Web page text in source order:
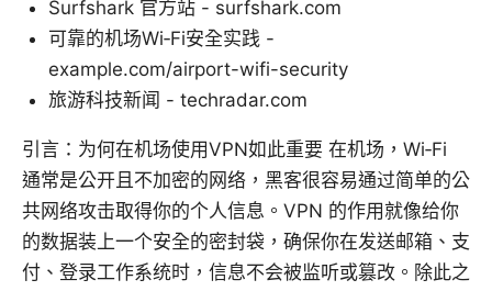
Surfshark 官方站 - surfshark.com
可靠的机场Wi‑Fi安全实践 -
example.com/airport-wifi-security
旅游科技新闻 - techradar.com
引言：为何在机场使用VPN如此重要 在机场，Wi‑Fi
通常是公开且不加密的网络，黑客很容易通过简单的公
共网络攻击取得你的个人信息。VPN 的作用就像给你
的数据装上一个安全的密封袋，确保你在发送邮箱、支
付、登录工作系统时，信息不会被监听或篡改。除此之